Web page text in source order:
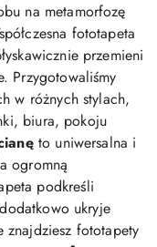
na metamorfozę
fototapeta
przemieni
Przygotowaliśmy
w różnych stylach,
biura, pokoju
to uniwersalna i
ogromną
podkreśli
ukryje
fototapety